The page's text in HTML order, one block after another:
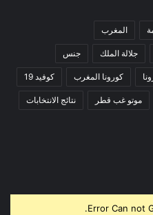
المغرب
جلالة الملك جنس
كورونا المغرب كوفيد 19
موتو غب قطر نتائج الانتخابات
Error Can not